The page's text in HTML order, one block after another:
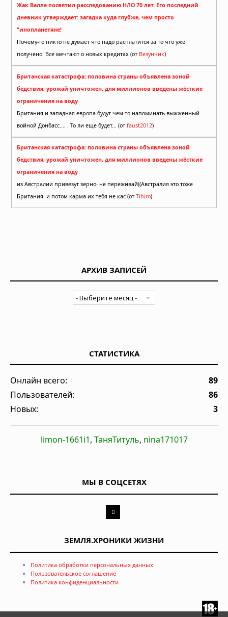
Жак Валле посвятил расследованию НЛО 70 лет. Его последний
дневник утверждает: загадка куда глубже, чем просто
"инопланетяне!
Почему-то никто не думает что надо расплатится за то что уже
получено. Все мечтают о новых кредитах (от Везунчик)
Британская катастрофа: половина страны объявлена зоной
бедствия, урожай уничтожен, для миллионов введены жёсткие
ограничения на воду
Британия и западная европа будут чем-то напоминать выжженный
войной Донбасс.... . То ли еще будет... (от faust2012)
Британская катастрофа: половина страны объявлена зоной
бедствия, урожай уничтожен, для миллионов введены жёсткие
ограничения на воду
из Австралии привезут зерно- не переживай((Австралия это тоже
Британия. и потом карма их тебя не кас (от Tihiro)
АРХИВ ЗАПИСЕЙ
СТАТИСТИКА
Онлайн всего:
89
Пользователей:
86
Новых:
3
limon-1661i1, ТаняТитуль, nina171017
МЫ В СОЦСЕТЯХ
ЗЕМЛЯ.ХРОНИКИ ЖИЗНИ
Политика обработки персональных данных
Пользовательское соглашение
Политика конфиденциальности